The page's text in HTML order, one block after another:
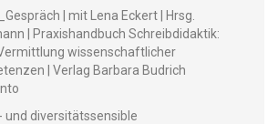
| mit Lena Eck­ert | Hrsg.
| Prax­is­hand­buch Schreib­di­dak­tik:
wis­senschaftlich­er
| Ver­lag Bar­bara Budrich
und diver­sitätssen­si­ble